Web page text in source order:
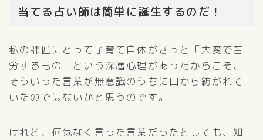
当てる占い師は簡単に誕生するのだ！
私の師匠にとって子育て自体がきっと「大変で苦
労するもの」という深層心理があったからこそ、
そういった言葉が無意識のうちに口から紡がれて
いたのではないかと思うのです。
けれど、何気なく言った言葉だったとしても、知